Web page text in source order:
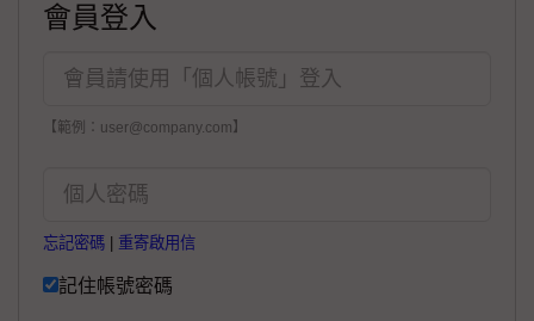
會員登入
【範例：user@company.com】
忘記密碼 重寄啟用信
記住帳號密碼